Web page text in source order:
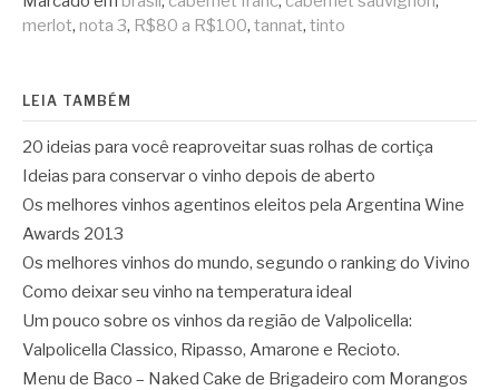
merlot, nota 3, R$80 a R$100, tannat, tinto
LEIA TAMBÉM
20 ideias para você reaproveitar suas rolhas de cortiça
Ideias para conservar o vinho depois de aberto
Os melhores vinhos agentinos eleitos pela Argentina Wine
Awards 2013
Os melhores vinhos do mundo, segundo o ranking do Vivino
Como deixar seu vinho na temperatura ideal
Um pouco sobre os vinhos da região de Valpolicella:
Valpolicella Classico, Ripasso, Amarone e Recioto.
Menu de Baco – Naked Cake de Brigadeiro com Morangos